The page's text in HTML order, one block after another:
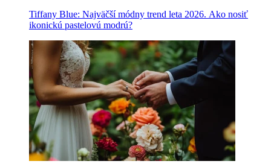
Tiffany Blue: Najväčší módny trend leta 2026. Ako nosiť
ikonickú pastelovú modrú?